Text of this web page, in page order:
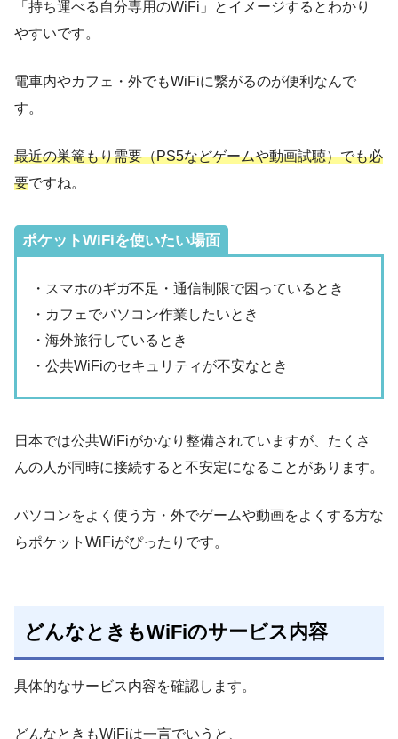
「持ち運べる自分専用のWiFi」とイメージするとわかり
やすいです。
電車内やカフェ・外でもWiFiに繋がるのが便利なんで
す。
最近の巣篭もり需要（PS5などゲームや動画試聴）でも必
要ですね。
ポケットWiFiを使いたい場面
・スマホのギガ不足・通信制限で困っているとき
・カフェでパソコン作業したいとき
・海外旅行しているとき
・公共WiFiのセキュリティが不安なとき
日本では公共WiFiがかなり整備されていますが、たくさ
んの人が同時に接続すると不安定になることがあります。
パソコンをよく使う方・外でゲームや動画をよくする方な
らポケットWiFiがぴったりです。
どんなときもWiFiのサービス内容
具体的なサービス内容を確認します。
どんなときもWiFiは一言でいうと、